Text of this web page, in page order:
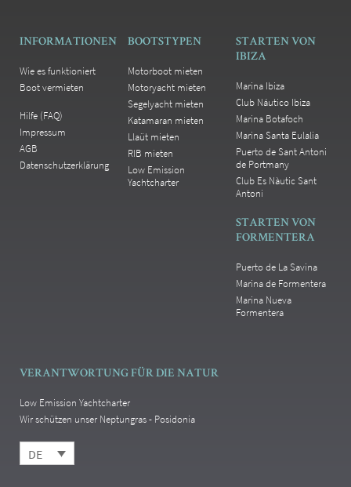
INFORMATIONEN
Wie es funktioniert
Boot vermieten
Hilfe (FAQ)
Impressum
AGB
Datenschutzerklärung
BOOTSTYPEN
Motorboot mieten
Motoryacht mieten
Segelyacht mieten
Katamaran mieten
Llaüt mieten
RIB mieten
Low Emission
Yachtcharter
STARTEN VON
IBIZA
Marina Ibiza
Club Náutico Ibiza
Marina Botafoch
Marina Santa Eulalia
Puerto de Sant Antoni
de Portmany
Club Es Nàutic Sant
Antoni
STARTEN VON
FORMENTERA
Puerto de La Savina
Marina de Formentera
Marina Nueva
Formentera
VERANTWORTUNG FÜR DIE NATUR
Low Emission Yachtcharter
Wir schützen unser Neptungras - Posidonia
DE